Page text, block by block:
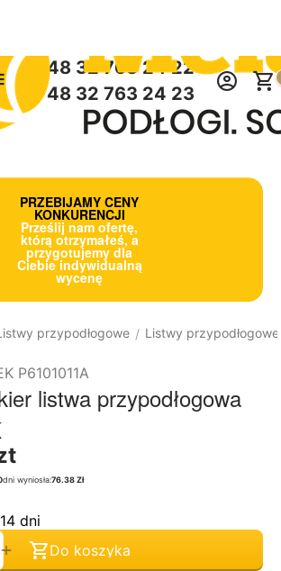
+48 32 763 24 22
+48 32 763 24 23
PRZEBIJAMY CENY
KONKURENCJI
Prześlij nam ofertę,
którą otrzymałeś, a
przygotujemy dla
Ciebie indywidualną
wycenę
przypodłogowe / Listwy
P6101011A
listwa przypodłogowa
dni wyniosła:76.38 Zł
dni
+
Do koszyka